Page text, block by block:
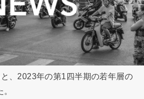
、2023年の第1四半期の若年層の